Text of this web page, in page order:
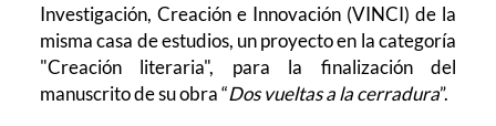
Investigación, Creación e Innovación (VINCI) de la
misma casa de estudios, un proyecto en la categoría
"Creación literaria", para la finalización del
manuscrito de su obra “Dos vueltas a la cerradura”.